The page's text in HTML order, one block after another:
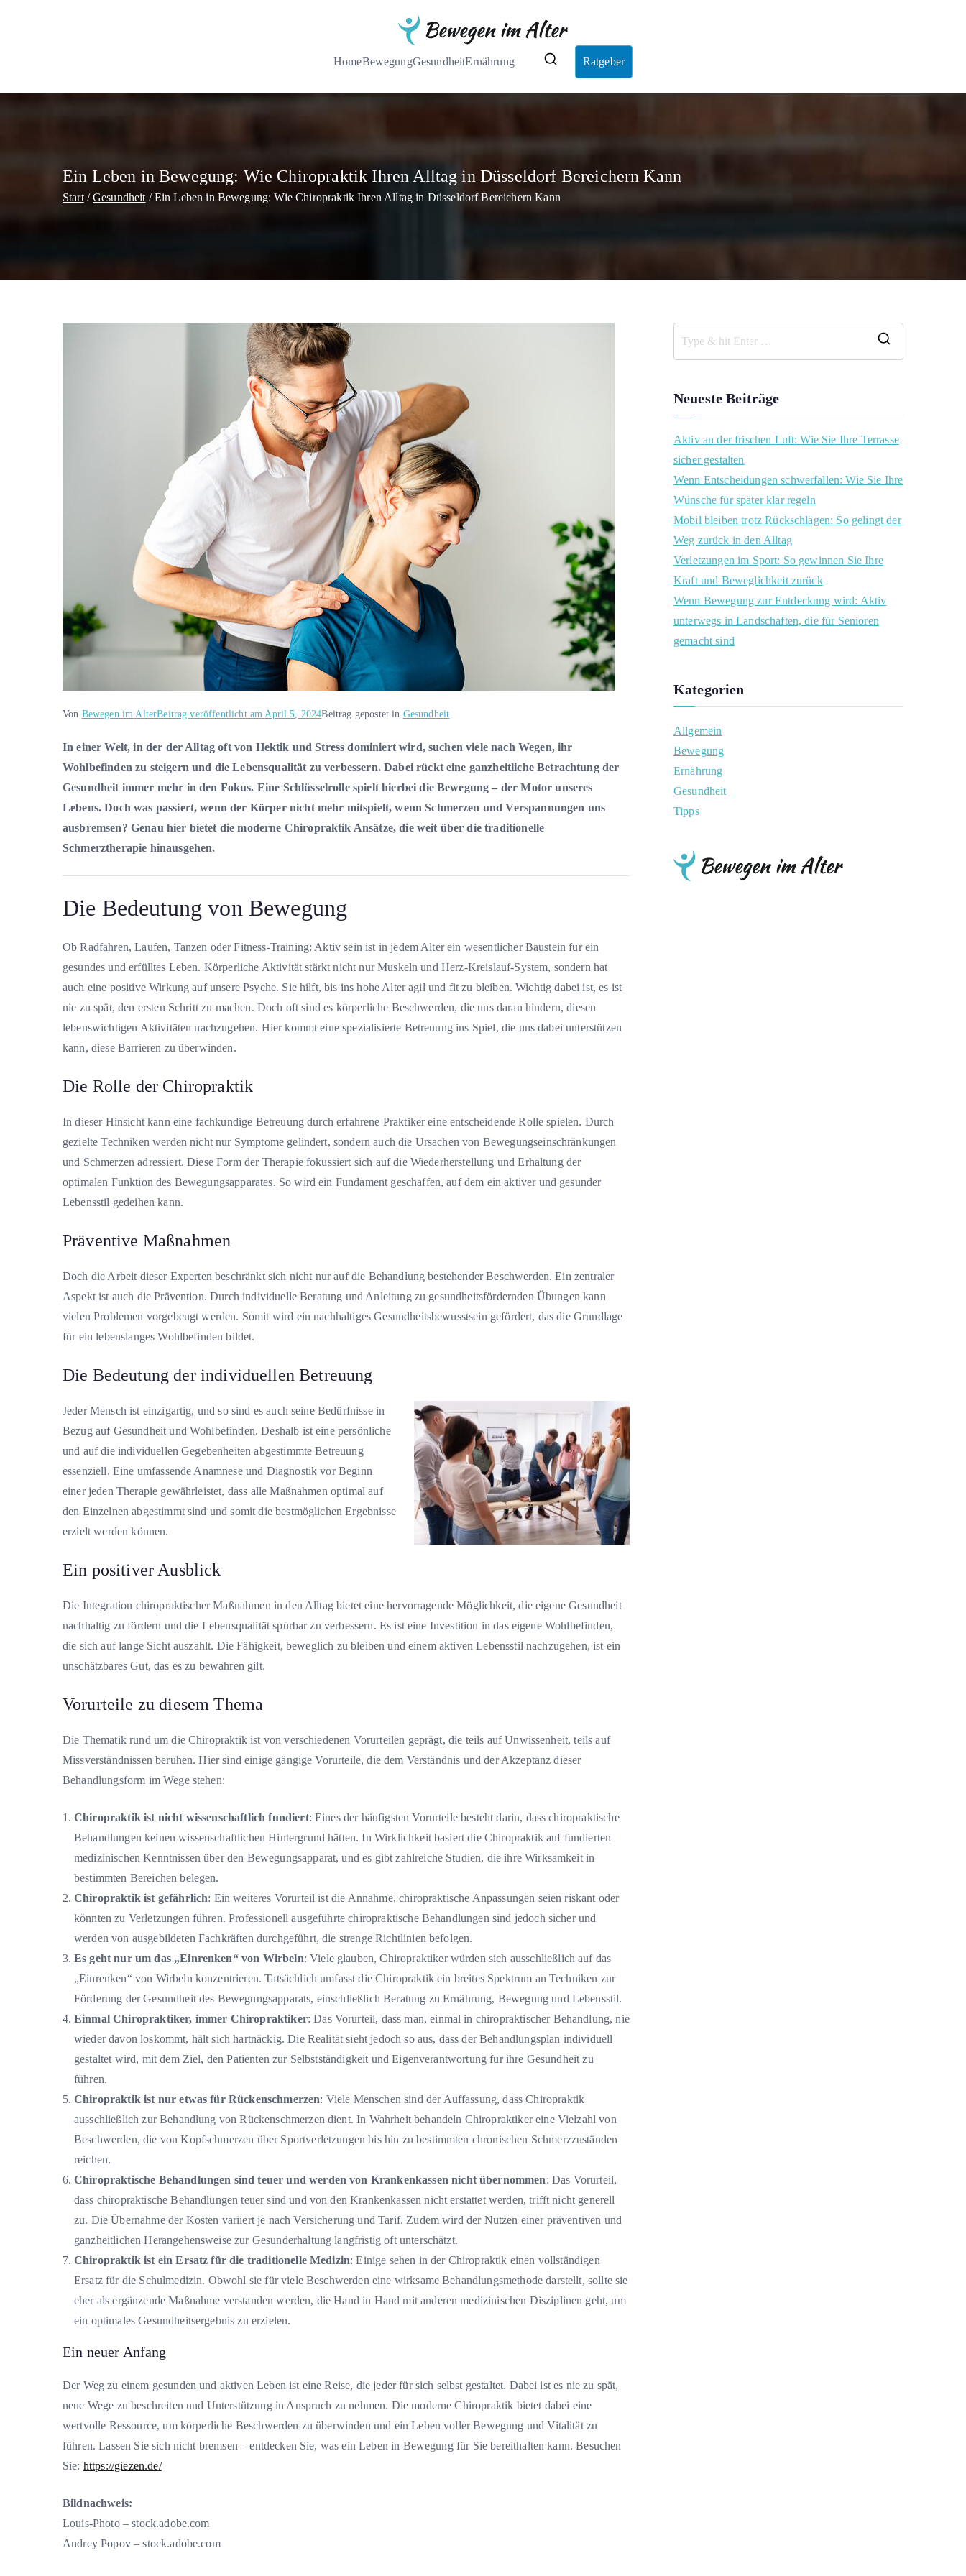
Bewegen im Alter
Der Ratgeber
HomeBewegungGesundheitErnährung Ratgeber
Ein Leben in Bewegung: Wie Chiropraktik Ihren Alltag in Düsseldorf Bereichern Kann
Start Gesundheit Ein Leben in Bewegung: Wie Chiropraktik Ihren Alltag in Düsseldorf Bereichern Kann
Von Bewegen im AlterBeitrag veröffentlicht amApril 5, 2024Beitrag gepostet in Gesundheit
In einer Welt, in der der Alltag oft von Hektik und Stress dominiert wird, suchen viele nach Wegen, ihr
Wohlbefinden zu steigern und die Lebensqualität zu verbessern. Dabei rückt eine ganzheitliche Betrachtung der
Gesundheit immer mehr in den Fokus. Eine Schlüsselrolle spielt hierbei die Bewegung – der Motor unseres
Lebens. Doch was passiert, wenn der Körper nicht mehr mitspielt, wenn Schmerzen und Verspannungen uns
ausbremsen? Genau hier bietet die moderne Chiropraktik Ansätze, die weit über die traditionelle
Schmerztherapie hinausgehen.
Die Bedeutung von Bewegung
Ob Radfahren, Laufen, Tanzen oder Fitness-Training: Aktiv sein ist in jedem Alter ein wesentlicher Baustein für ein
gesundes und erfülltes Leben. Körperliche Aktivität stärkt nicht nur Muskeln und Herz-Kreislauf-System, sondern hat
auch eine positive Wirkung auf unsere Psyche. Sie hilft, bis ins hohe Alter agil und fit zu bleiben. Wichtig dabei ist, es ist
nie zu spät, den ersten Schritt zu machen. Doch oft sind es körperliche Beschwerden, die uns daran hindern, diesen
lebenswichtigen Aktivitäten nachzugehen. Hier kommt eine spezialisierte Betreuung ins Spiel, die uns dabei unterstützen
kann, diese Barrieren zu überwinden.
Die Rolle der Chiropraktik
In dieser Hinsicht kann eine fachkundige Betreuung durch erfahrene Praktiker eine entscheidende Rolle spielen. Durch
gezielte Techniken werden nicht nur Symptome gelindert, sondern auch die Ursachen von Bewegungseinschränkungen
und Schmerzen adressiert. Diese Form der Therapie fokussiert sich auf die Wiederherstellung und Erhaltung der
optimalen Funktion des Bewegungsapparates. So wird ein Fundament geschaffen, auf dem ein aktiver und gesunder
Lebensstil gedeihen kann.
Präventive Maßnahmen
Doch die Arbeit dieser Experten beschränkt sich nicht nur auf die Behandlung bestehender Beschwerden. Ein zentraler
Aspekt ist auch die Prävention. Durch individuelle Beratung und Anleitung zu gesundheitsfördernden Übungen kann
vielen Problemen vorgebeugt werden. Somit wird ein nachhaltiges Gesundheitsbewusstsein gefördert, das die Grundlage
für ein lebenslanges Wohlbefinden bildet.
Die Bedeutung der individuellen Betreuung
Jeder Mensch ist einzigartig, und so sind es auch seine Bedürfnisse in
Bezug auf Gesundheit und Wohlbefinden. Deshalb ist eine persönliche
und auf die individuellen Gegebenheiten abgestimmte Betreuung
essenziell. Eine umfassende Anamnese und Diagnostik vor Beginn
einer jeden Therapie gewährleistet, dass alle Maßnahmen optimal auf
den Einzelnen abgestimmt sind und somit die bestmöglichen Ergebnisse
erzielt werden können.
Ein positiver Ausblick
Die Integration chiropraktischer Maßnahmen in den Alltag bietet eine hervorragende Möglichkeit, die eigene Gesundheit
nachhaltig zu fördern und die Lebensqualität spürbar zu verbessern. Es ist eine Investition in das eigene Wohlbefinden,
die sich auf lange Sicht auszahlt. Die Fähigkeit, beweglich zu bleiben und einem aktiven Lebensstil nachzugehen, ist ein
unschätzbares Gut, das es zu bewahren gilt.
Vorurteile zu diesem Thema
Die Thematik rund um die Chiropraktik ist von verschiedenen Vorurteilen geprägt, die teils auf Unwissenheit, teils auf
Missverständnissen beruhen. Hier sind einige gängige Vorurteile, die dem Verständnis und der Akzeptanz dieser
Behandlungsform im Wege stehen:
Chiropraktik ist nicht wissenschaftlich fundiert: Eines der häufigsten Vorurteile besteht darin, dass chiropraktische
Behandlungen keinen wissenschaftlichen Hintergrund hätten. In Wirklichkeit basiert die Chiropraktik auf fundierten
medizinischen Kenntnissen über den Bewegungsapparat, und es gibt zahlreiche Studien, die ihre Wirksamkeit in
bestimmten Bereichen belegen.
Chiropraktik ist gefährlich: Ein weiteres Vorurteil ist die Annahme, chiropraktische Anpassungen seien riskant oder
könnten zu Verletzungen führen. Professionell ausgeführte chiropraktische Behandlungen sind jedoch sicher und
werden von ausgebildeten Fachkräften durchgeführt, die strenge Richtlinien befolgen.
Es geht nur um das „Einrenken“ von Wirbeln: Viele glauben, Chiropraktiker würden sich ausschließlich auf das
„Einrenken“ von Wirbeln konzentrieren. Tatsächlich umfasst die Chiropraktik ein breites Spektrum an Techniken zur
Förderung der Gesundheit des Bewegungsapparats, einschließlich Beratung zu Ernährung, Bewegung und Lebensstil.
Einmal Chiropraktiker, immer Chiropraktiker: Das Vorurteil, dass man, einmal in chiropraktischer Behandlung, nie
wieder davon loskommt, hält sich hartnäckig. Die Realität sieht jedoch so aus, dass der Behandlungsplan individuell
gestaltet wird, mit dem Ziel, den Patienten zur Selbstständigkeit und Eigenverantwortung für ihre Gesundheit zu
führen.
Chiropraktik ist nur etwas für Rückenschmerzen: Viele Menschen sind der Auffassung, dass Chiropraktik
ausschließlich zur Behandlung von Rückenschmerzen dient. In Wahrheit behandeln Chiropraktiker eine Vielzahl von
Beschwerden, die von Kopfschmerzen über Sportverletzungen bis hin zu bestimmten chronischen Schmerzzuständen
reichen.
Chiropraktische Behandlungen sind teuer und werden von Krankenkassen nicht übernommen: Das Vorurteil,
dass chiropraktische Behandlungen teuer sind und von den Krankenkassen nicht erstattet werden, trifft nicht generell
zu. Die Übernahme der Kosten variiert je nach Versicherung und Tarif. Zudem wird der Nutzen einer präventiven und
ganzheitlichen Herangehensweise zur Gesunderhaltung langfristig oft unterschätzt.
Chiropraktik ist ein Ersatz für die traditionelle Medizin: Einige sehen in der Chiropraktik einen vollständigen
Ersatz für die Schulmedizin. Obwohl sie für viele Beschwerden eine wirksame Behandlungsmethode darstellt, sollte sie
eher als ergänzende Maßnahme verstanden werden, die Hand in Hand mit anderen medizinischen Disziplinen geht, um
ein optimales Gesundheitsergebnis zu erzielen.
Ein neuer Anfang
Der Weg zu einem gesunden und aktiven Leben ist eine Reise, die jeder für sich selbst gestaltet. Dabei ist es nie zu spät,
neue Wege zu beschreiten und Unterstützung in Anspruch zu nehmen. Die moderne Chiropraktik bietet dabei eine
wertvolle Ressource, um körperliche Beschwerden zu überwinden und ein Leben voller Bewegung und Vitalität zu
führen. Lassen Sie sich nicht bremsen – entdecken Sie, was ein Leben in Bewegung für Sie bereithalten kann. Besuchen
Sie: https://giezen.de/
Bildnachweis:
Louis-Photo – stock.adobe.com
Andrey Popov – stock.adobe.com
Neueste Beiträge
Aktiv an der frischen Luft: Wie Sie Ihre Terrasse
sicher gestalten
Wenn Entscheidungen schwerfallen: Wie Sie Ihre
Wünsche für später klar regeln
Mobil bleiben trotz Rückschlägen: So gelingt der
Weg zurück in den Alltag
Verletzungen im Sport: So gewinnen Sie Ihre
Kraft und Beweglichkeit zurück
Wenn Bewegung zur Entdeckung wird: Aktiv
unterwegs in Landschaften, die für Senioren
gemacht sind
Kategorien
Allgemein
Bewegung
Ernährung
Gesundheit
Tipps